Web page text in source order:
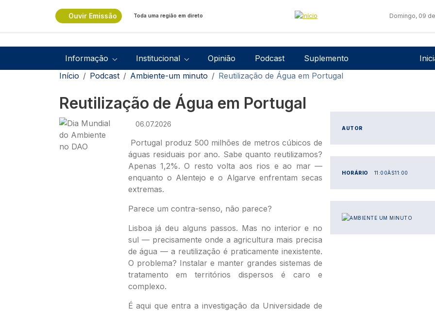
Ouvir Emissão Toda uma região em direto Domingo, 09
Navegação principal
Informação Institucional Opinião Podcast Suplemento
Navegação estrutural
Início Podcast Ambiente-um minuto Reutilização de Água em Portugal
Reutilização de Água em Portugal
Imagem 06.07.2026
Portugal produz 500 milhões de metros cúbicos de
águas residuais por ano. Sabe quanto reutilizamos?
Apenas 1,2%. O resto volta aos rios e ao mar —
enquanto o Alentejo e o Algarve enfrentam secas
extremas.
Parece um contra-senso, não parece?
Lisboa já deu alguns passos. Mas no interior e no
sul — precisamente onde a agricultura mais precisa
de água — a reutilização é praticamente inexistente.
O problema? Instalar e manter grandes sistemas de
tratamento em territórios dispersos é caro e
complexo.
É aqui que entra a investigação da Universidade de
AUTOR
HORÁRIO 11:00ÀS11:00
IMAGEM